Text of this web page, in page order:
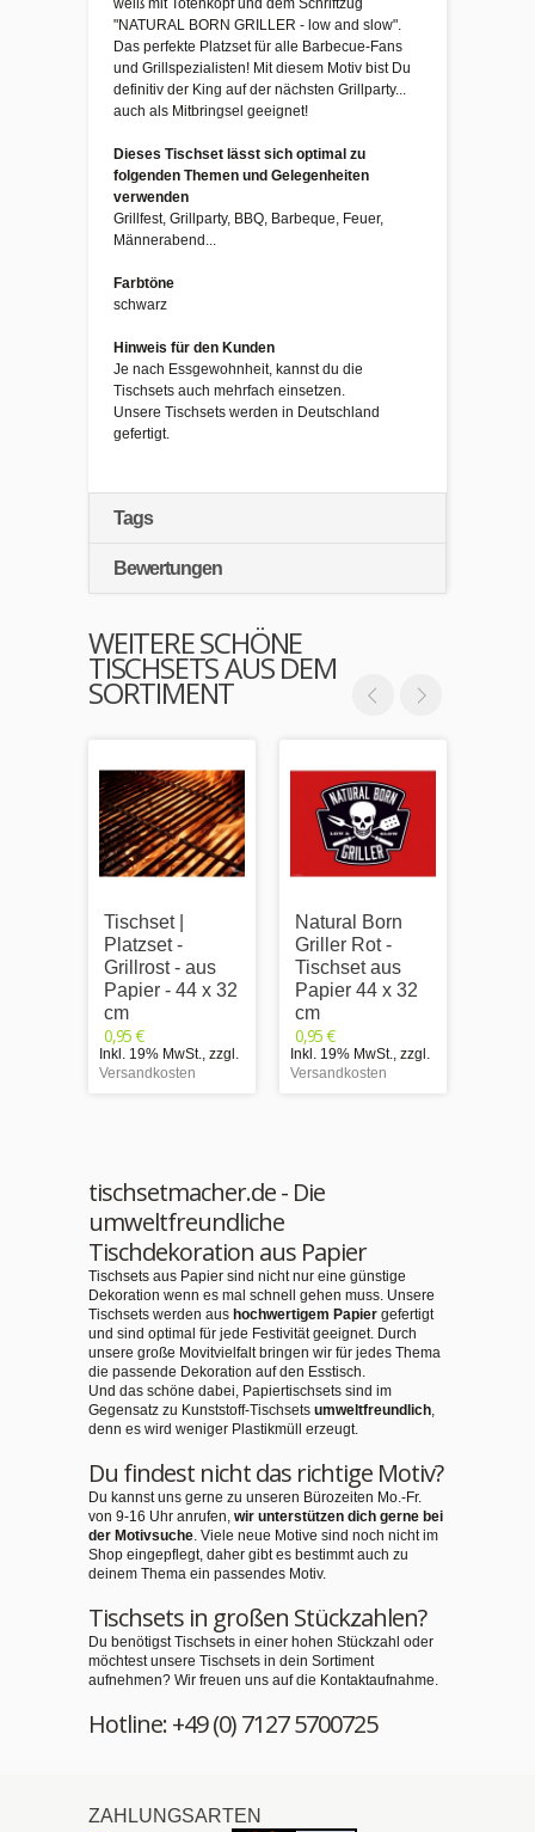
weiß mit Totenkopf und dem Schriftzug
"NATURAL BORN GRILLER - low and slow".
Das perfekte Platzset für alle Barbecue-Fans
und Grillspezialisten! Mit diesem Motiv bist Du
definitiv der King auf der nächsten Grillparty...
auch als Mitbringsel geeignet!
Dieses Tischset lässt sich optimal zu
folgenden Themen und Gelegenheiten
verwenden
Grillfest, Grillparty, BBQ, Barbeque, Feuer,
Männerabend...
Farbtöne
schwarz
Hinweis für den Kunden
Je nach Essgewohnheit, kannst du die
Tischsets auch mehrfach einsetzen.
Unsere Tischsets werden in Deutschland
gefertigt.
Tags
Bewertungen
WEITERE SCHÖNE
TISCHSETS AUS DEM
SORTIMENT
Tischset |
Platzset -
Grillrost - aus
Papier - 44 x 32
cm
0,95 €
Inkl. 19% MwSt., zzgl.
Versandkosten
Natural Born
Griller Rot -
Tischset aus
Papier 44 x 32
cm
0,95 €
Inkl. 19% MwSt., zzgl.
Versandkosten
tischsetmacher.de - Die
umweltfreundliche
Tischdekoration aus Papier
Tischsets aus Papier sind nicht nur eine günstige
Dekoration wenn es mal schnell gehen muss. Unsere
Tischsets werden aus hochwertigem Papier gefertigt
und sind optimal für jede Festivität geeignet. Durch
unsere große Movitvielfalt bringen wir für jedes Thema
die passende Dekoration auf den Esstisch.
Und das schöne dabei, Papiertischsets sind im
Gegensatz zu Kunststoff-Tischsets umweltfreundlich,
denn es wird weniger Plastikmüll erzeugt.
Du findest nicht das richtige Motiv?
Du kannst uns gerne zu unseren Bürozeiten Mo.-Fr.
von 9-16 Uhr anrufen, wir unterstützen dich gerne bei
der Motivsuche. Viele neue Motive sind noch nicht im
Shop eingepflegt, daher gibt es bestimmt auch zu
deinem Thema ein passendes Motiv.
Tischsets in großen Stückzahlen?
Du benötigst Tischsets in einer hohen Stückzahl oder
möchtest unsere Tischsets in dein Sortiment
aufnehmen? Wir freuen uns auf die Kontaktaufnahme.
Hotline: +49 (0) 7127 5700725
ZAHLUNGSARTEN